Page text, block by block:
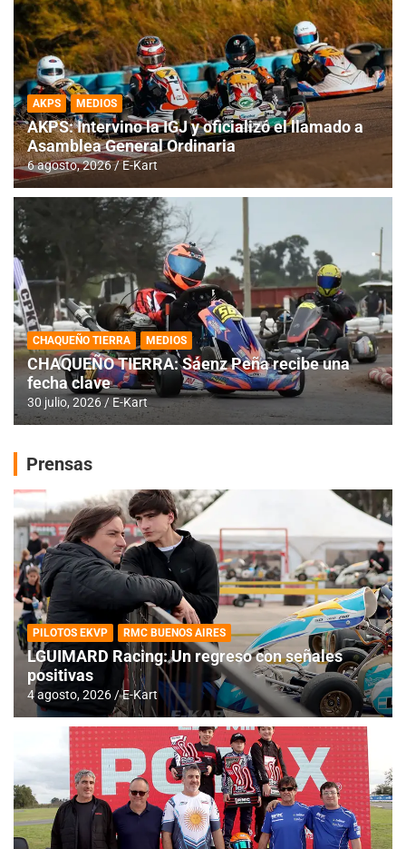
AKPS MEDIOS
AKPS: Intervino la IGJ y oficializó el llamado a
Asamblea General Ordinaria
6 agosto, 2026 E-Kart
CHAQUEÑO TIERRA MEDIOS
CHAQUEÑO TIERRA: Sáenz Peña recibe una
fecha clave
30 julio, 2026 E-Kart
Prensas
PILOTOS EKVP RMC BUENOS AIRES
LGUIMARD Racing: Un regreso con señales
positivas
4 agosto, 2026 E-Kart